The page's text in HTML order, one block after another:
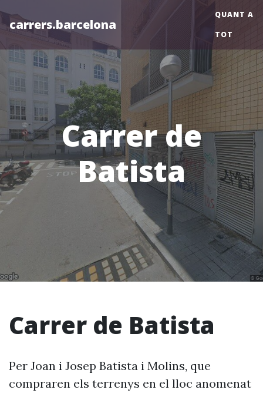
carrers.barcelona
QUANT A
TOT
Carrer de
Batista
Carrer de Batista
Per Joan i Josep Batista i Molins, que
compraren els terrenys en el lloc anomenat